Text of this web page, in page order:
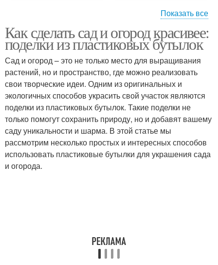
маркировки
бутылки
Бутылки для сбора Бутылки в саду
Мини-парник из
пластиковой бутылки
Бутылки для сада
Бутылки для создания Пластиковые бутылки
Показать все
Как сделать сад и огород красивее:
поделки из пластиковых бутылок
Сад и огород – это не только место для выращивания
растений, но и пространство, где можно реализовать
свои творческие идеи. Одним из оригинальных и
экологичных способов украсить свой участок являются
поделки из пластиковых бутылок. Такие поделки не
только помогут сохранить природу, но и добавят вашему
саду уникальности и шарма. В этой статье мы
рассмотрим несколько простых и интересных способов
использовать пластиковые бутылки для украшения сада
и огорода.